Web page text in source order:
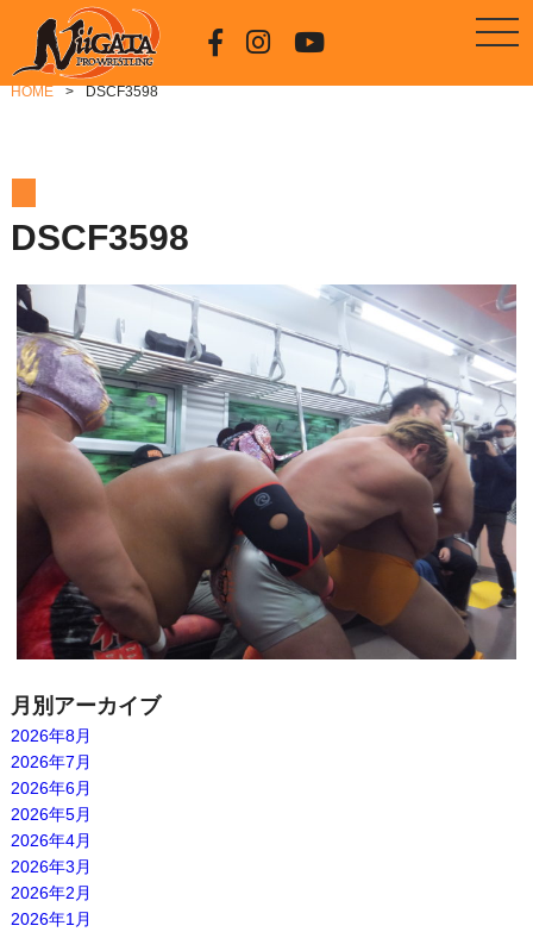
HOME DSCF3598
DSCF3598
月別アーカイブ
2026年8月
2026年7月
2026年6月
2026年5月
2026年4月
2026年3月
2026年2月
2026年1月